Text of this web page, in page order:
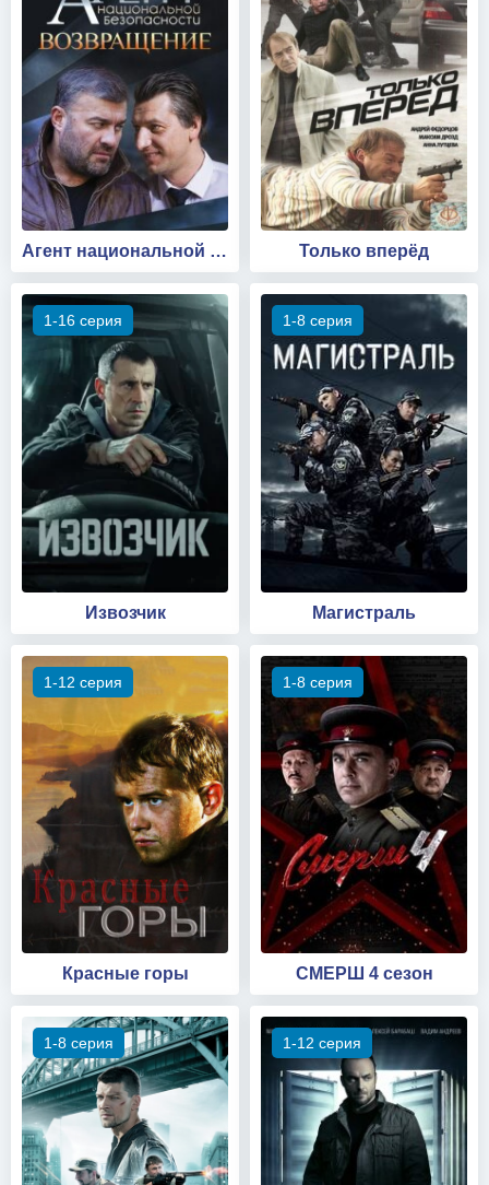
Агент национальной безопасности. Возвращение Только вперёд
1-16 серия
Извозчик
1-8 серия
Магистраль
1-12 серия
Красные горы
1-8 серия
СМЕРШ 4 сезон
1-8 серия 1-12 серия